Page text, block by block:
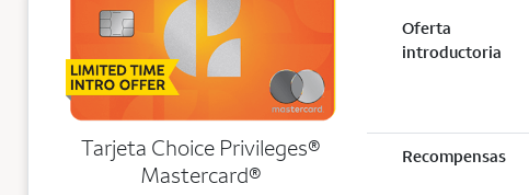
Tarjeta Choice Privileges®
Mastercard®
Oferta
introductoria
Recompensas